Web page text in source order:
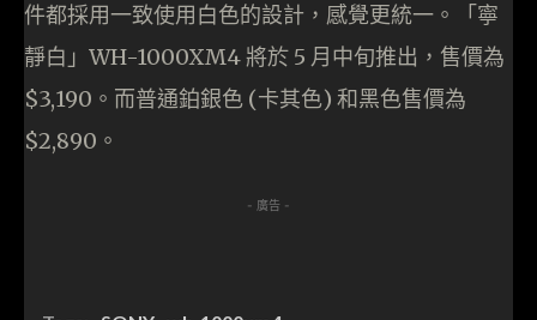
件都採用一致使用白色的設計，感覺更統一。「寧
靜白」WH-1000XM4 將於 5 月中旬推出，售價為
$3,190。而普通鉑銀色 (卡其色) 和黑色售價為
$2,890。
- 廣告 -